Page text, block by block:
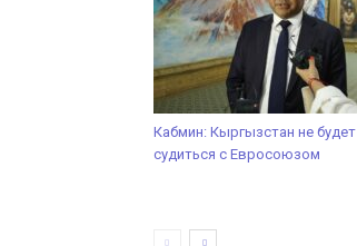
Кабмин: Кыргызстан не будет
судиться с Евросоюзом